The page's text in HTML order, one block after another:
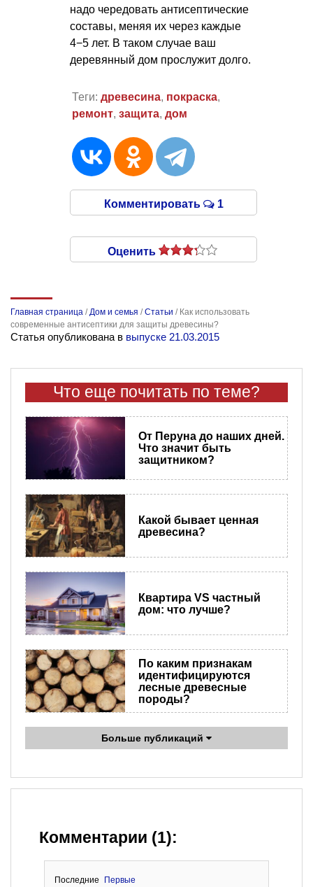
надо чередовать антисептические
составы, меняя их через каждые
4−5 лет. В таком случае ваш
деревянный дом прослужит долго.
Теги: древесина, покраска,
ремонт, защита, дом
Комментировать 1
Оценить
Главная страница /Дом и семья /Статьи / Как использовать
современные антисептики для защиты древесины?
Статья опубликована в выпуске 21.03.2015
Что еще почитать по теме?
От Перуна до наших дней.
Что значит быть
защитником?
Какой бывает ценная
древесина?
Квартира VS частный
дом: что лучше?
По каким признакам
идентифицируются
лесные древесные
породы?
Больше публикаций
Комментарии (1):
Последние
Первые